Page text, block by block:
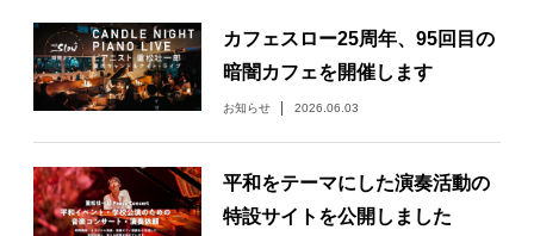
カフェスロー25周年、95回目の
暗闇カフェを開催します
お知らせ 2026.06.03
平和をテーマにした演奏活動の
特設サイトを公開しました